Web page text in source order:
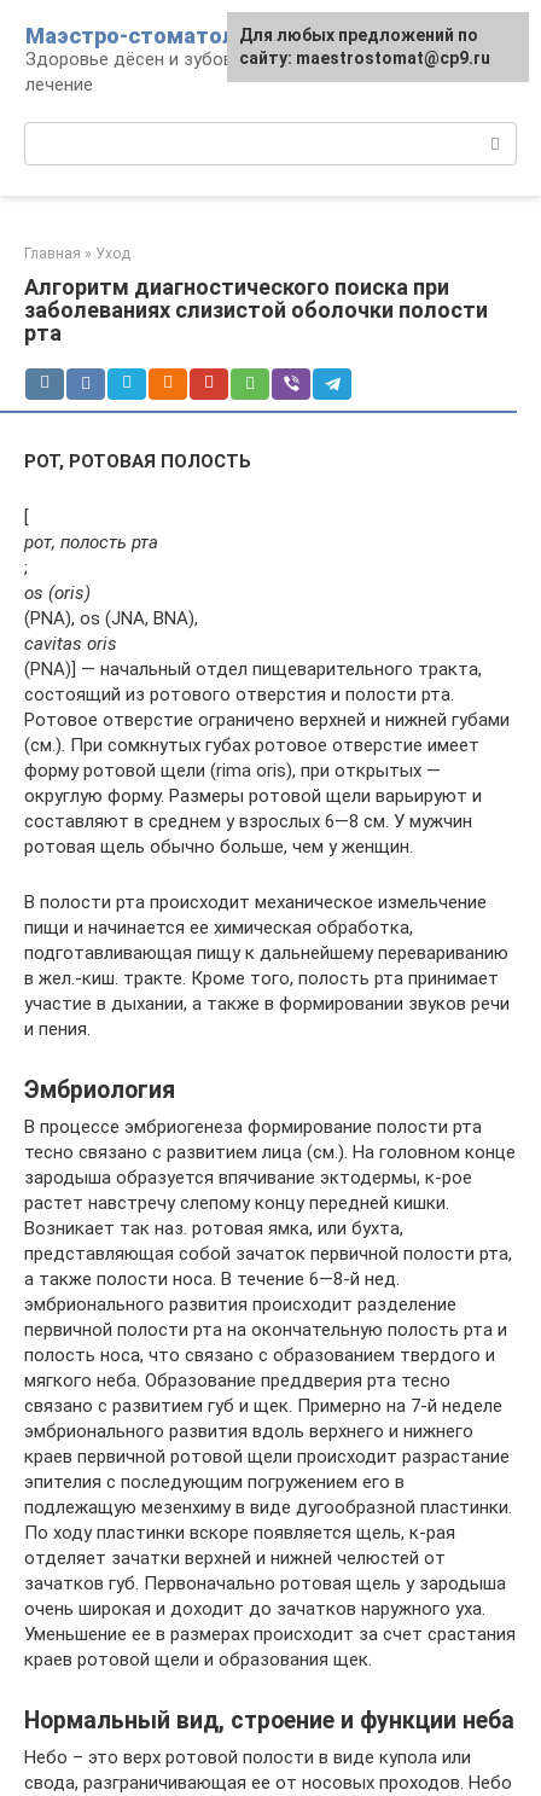
контенту
Маэстро-стоматолог
Здоровье дёсен и зубов, диагностика и
лечение
Главная » Уход
Алгоритм диагностического поиска при
заболеваниях слизистой оболочки полости
рта
РОТ, РОТОВАЯ ПОЛОСТЬ
[
рот, полость рта
;
os (oris)
(PNA), os (JNA, BNA),
cavitas oris
(PNA)] — начальный отдел пищеварительного тракта,
состоящий из ротового отверстия и полости рта.
Ротовое отверстие ограничено верхней и нижней губами
(см.). При сомкнутых губах ротовое отверстие имеет
форму ротовой щели (rima oris), при открытых —
округлую форму. Размеры ротовой щели варьируют и
составляют в среднем у взрослых 6—8 см. У мужчин
ротовая щель обычно больше, чем у женщин.
В полости рта происходит механическое измельчение
пищи и начинается ее химическая обработка,
подготавливающая пищу к дальнейшему перевариванию
в жел.-киш. тракте. Кроме того, полость рта принимает
участие в дыхании, а также в формировании звуков речи
и пения.
Эмбриология
В процессе эмбриогенеза формирование полости рта
тесно связано с развитием лица (см.). На головном конце
зародыша образуется впячивание эктодермы, к-рое
растет навстречу слепому концу передней кишки.
Возникает так наз. ротовая ямка, или бухта,
представляющая собой зачаток первичной полости рта,
а также полости носа. В течение 6—8-й нед.
эмбрионального развития происходит разделение
первичной полости рта на окончательную полость рта и
полость носа, что связано с образованием твердого и
мягкого неба. Образование преддверия рта тесно
связано с развитием губ и щек. Примерно на 7-й неделе
эмбрионального развития вдоль верхнего и нижнего
краев первичной ротовой щели происходит разрастание
эпителия с последующим погружением его в
подлежащую мезенхиму в виде дугообразной пластинки.
По ходу пластинки вскоре появляется щель, к-рая
отделяет зачатки верхней и нижней челюстей от
зачатков губ. Первоначально ротовая щель у зародыша
очень широкая и доходит до зачатков наружного уха.
Уменьшение ее в размерах происходит за счет срастания
краев ротовой щели и образования щек.
Нормальный вид, строение и функции неба
Небо – это верх ротовой полости в виде купола или
свода, разграничивающая ее от носовых проходов. Небо
Для любых предложений по
сайту: maestrostomat@cp9.ru